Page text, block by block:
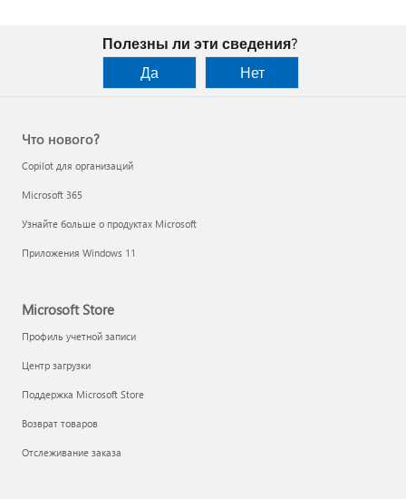
Полезны ли эти сведения?
Да
Нет
Что нового?
Copilot для организаций
Microsoft 365
Узнайте больше о продуктах Microsoft
Приложения Windows 11
Microsoft Store
Профиль учетной записи
Центр загрузки
Поддержка Microsoft Store
Возврат товаров
Отслеживание заказа